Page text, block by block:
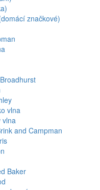
značkové)
vlna
vlna
and Campman
Baker